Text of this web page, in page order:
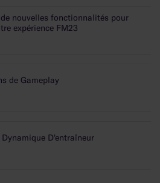
nouvelles fonctionnalités pour
expérience FM23
de Gameplay
D'entraîneur